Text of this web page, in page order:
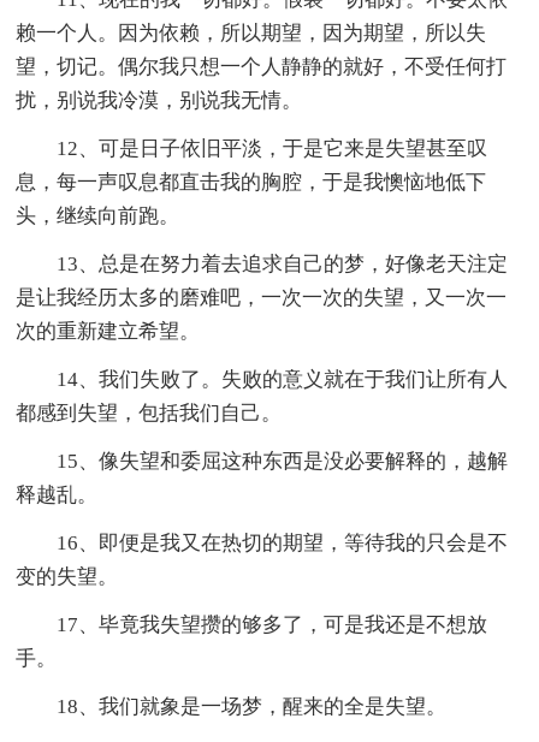
赖一个人。因为依赖，所以期望，因为期望，所以失
望，切记。偶尔我只想一个人静静的就好，不受任何打
扰，别说我冷漠，别说我无情。
12、可是日子依旧平淡，于是它来是失望甚至叹
息，每一声叹息都直击我的胸腔，于是我懊恼地低下
头，继续向前跑。
13、总是在努力着去追求自己的梦，好像老天注定
是让我经历太多的磨难吧，一次一次的失望，又一次一
次的重新建立希望。
14、我们失败了。失败的意义就在于我们让所有人
都感到失望，包括我们自己。
15、像失望和委屈这种东西是没必要解释的，越解
释越乱。
16、即便是我又在热切的期望，等待我的只会是不
变的失望。
17、毕竟我失望攒的够多了，可是我还是不想放
手。
18、我们就象是一场梦，醒来的全是失望。